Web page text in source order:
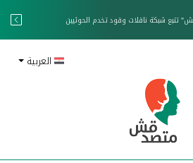
تتبع شبكة ناقلات وقود تخدم الحوثيين
العربية